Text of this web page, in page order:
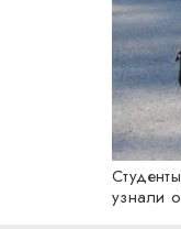
узнали